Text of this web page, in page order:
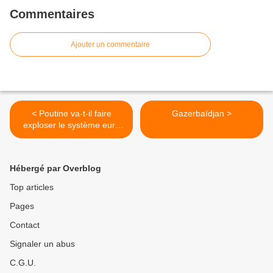
Commentaires
Ajouter un commentaire
< Poutine va-t-il faire
exploser le système euro
grâce à la Grèce ?
Gazerbaïdjan >
Hébergé par Overblog
Top articles
Pages
Contact
Signaler un abus
C.G.U.